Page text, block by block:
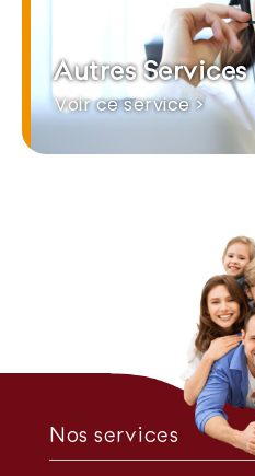
Autres Services
Voir ce service >
Nos services